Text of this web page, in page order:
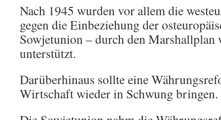
Nach 1945 wurden vor allem die
gegen die Einbeziehung der
Sowjetunion – durch den
unterstützt.
Darüberhinaus sollte eine
Wirtschaft wieder in Schwung bringen.